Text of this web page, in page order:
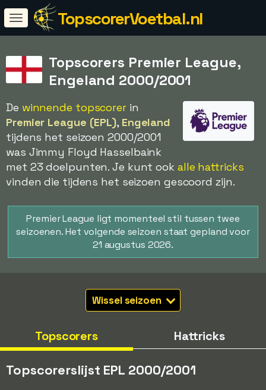
TopscorerVoetbal.nl
Topscorers Premier League,
Engeland 2000/2001
De winnende topscorerin
Premier League (EPL), Engeland
tijdens het seizoen 2000/2001
was Jimmy Floyd Hasselbaink
met 23 doelpunten. Je kunt ook alle hattricks
vinden die tijdens het seizoen gescoord zijn.
Premier League ligt momenteel stil tussen twee
seizoenen. Het volgende seizoen staat gepland voor
21 augustus 2026.
Wissel seizoen
Topscorers Hattricks
Topscorerslijst EPL 2000/2001